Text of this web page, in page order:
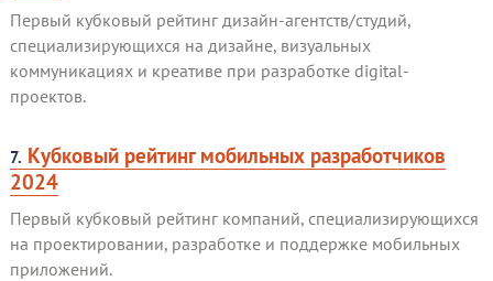
Первый кубковый рейтинг дизайн-агентств/студий,
специализирующихся на дизайне, визуальных
коммуникациях и креативе при разработке digital-
проектов.
7. Кубковый рейтинг мобильных разработчиков
2024
Первый кубковый рейтинг компаний, специализирующихся
на проектировании, разработке и поддержке мобильных
приложений.